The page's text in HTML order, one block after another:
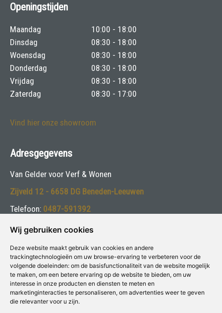
Wij gebruiken cookies
Deze website maakt gebruik van cookies en andere
trackingtechnologieën om uw browse-ervaring te verbeteren voor de
volgende doeleinden: om de basisfunctionaliteit van de website mogelijk
te maken, om een betere ervaring op de website te bieden, om uw
interesse in onze producten en diensten te meten en
marketinginteracties te personaliseren, om advertenties weer te geven
die relevanter voor u zijn.
Openingstijden
Maandag
10:00 - 18:00
Dinsdag
08:30 - 18:00
Woensdag
08:30 - 18:00
Donderdag
08:30 - 18:00
Vrijdag
08:30 - 18:00
Zaterdag
08:30 - 17:00
Vind hier onze showroom
Adresgegevens
Van Gelder voor Verf & Wonen
Zijveld 12 - 6658 DG Beneden-Leeuwen
Telefoon: 0487-591392
E-mail:info@vangelderverf.nl
Volg ons: